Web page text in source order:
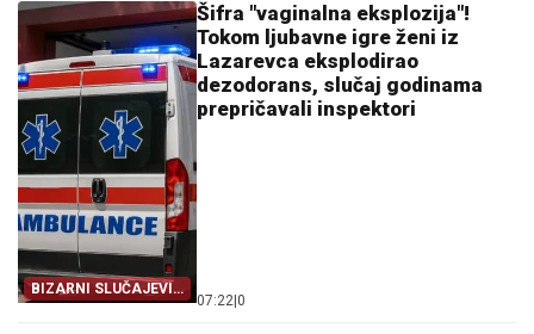
BIZARNI SLUČAJEVI
IZ POLICIJSKIH
Šifra "vaginalna eksplozija"!
Tokom ljubavne igre ženi iz
Lazarevca eksplodirao
dezodorans, slučaj godinama
prepričavali inspektori
07:22 0